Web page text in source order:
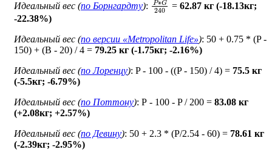
Идеальный вес (по Борнгардту): =62.87 кг (-18.13кг;
-22.38%)
Идеальный вес (по версии «Metropolitan Life»): 50 + 0.75 * (P -
150) + (B - 20) / 4 = 79.25 кг (-1.75кг; -2.16%)
Идеальный вес (по Лоренцу): P - 100 - ((P - 150) / 4) = 75.5 кг
(-5.5кг; -6.79%)
Идеальный вес (по Поттону): Р - 100 - P / 200 = 83.08 кг
(+2.08кг; +2.57%)
Идеальный вес (по Девину): 50 + 2.3 * (P/2.54 - 60) = 78.61 кг
(-2.39кг; -2.95%)